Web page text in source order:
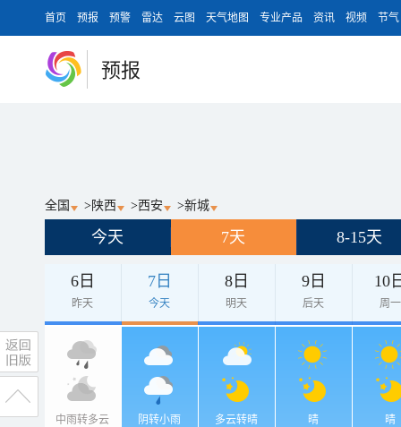
首页 预报 预警 雷达 云图 天气地图 专业产品 资讯 视频 节气
预报
全国 > 陕西 >西安 >新城
今天 7天 8-15天
6日
昨天
7日
今天
8日
明天
9日
后天
10
周一
中雨转多云 阴转小雨 多云转晴 晴 晴